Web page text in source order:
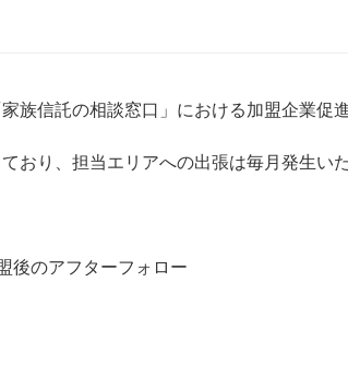
族信託の相談窓口」における加盟企業促
おり、担当エリアへの出張は毎月発生いた
後のアフターフォロー